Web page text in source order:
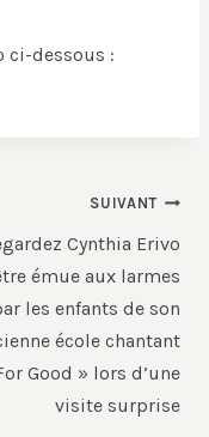
ci-dessous :
SUIVANT
Cynthia Erivo
émue aux larmes
les enfants de son
école chantant
Good » lors d’une
visite surprise